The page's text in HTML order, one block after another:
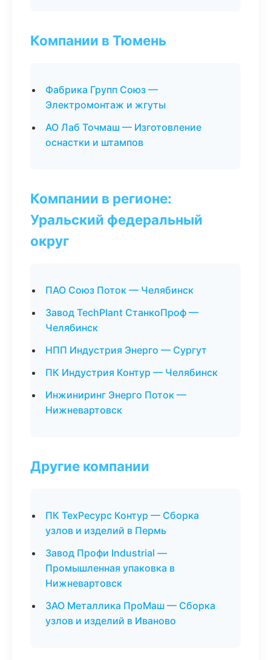
Компании в Тюмень
Фабрика Групп Союз —
Электромонтаж и жгуты
АО Лаб Точмаш — Изготовление
оснастки и штампов
Компании в регионе:
Уральский федеральный
округ
ПАО Союз Поток — Челябинск
Завод TechPlant СтанкоПроф —
Челябинск
НПП Индустрия Энерго — Сургут
ПК Индустрия Контур — Челябинск
Инжиниринг Энерго Поток —
Нижневартовск
Другие компании
ПК ТехРесурс Контур — Сборка
узлов и изделий в Пермь
Завод Профи Industrial —
Промышленная упаковка в
Нижневартовск
ЗАО Металлика ПроМаш — Сборка
узлов и изделий в Иваново